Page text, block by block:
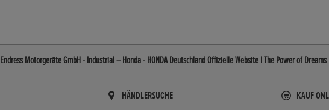
Endress Motorgeräte GmbH - Industrial – Honda - HONDA Deutschland Offizielle Website | The Power of Dreams
HÄNDLERSUCHE KAUF